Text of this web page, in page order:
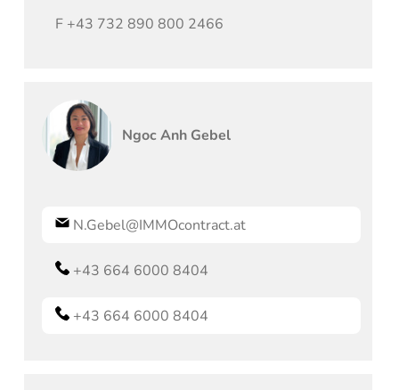
F +43 732 890 800 2466
Ngoc Anh Gebel
N.Gebel@IMMOcontract.at
+43 664 6000 8404
+43 664 6000 8404